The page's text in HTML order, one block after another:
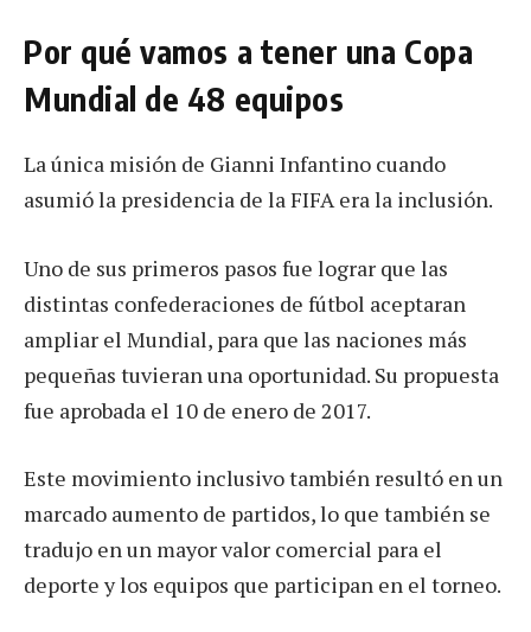
Por qué vamos a tener una Copa
Mundial de 48 equipos
La única misión de Gianni Infantino cuando
asumió la presidencia de la FIFA era la inclusión.
Uno de sus primeros pasos fue lograr que las
distintas confederaciones de fútbol aceptaran
ampliar el Mundial, para que las naciones más
pequeñas tuvieran una oportunidad. Su propuesta
fue aprobada el 10 de enero de 2017.
Este movimiento inclusivo también resultó en un
marcado aumento de partidos, lo que también se
tradujo en un mayor valor comercial para el
deporte y los equipos que participan en el torneo.